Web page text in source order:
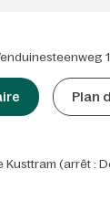
Plan
Kusttram (arrêt :